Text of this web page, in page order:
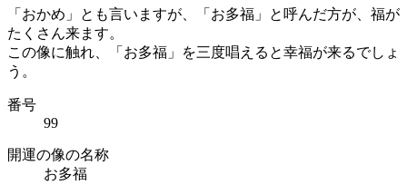
「おかめ」とも言いますが、「お多福」と呼んだ方が、福が
たくさん来ます。
この像に触れ、「お多福」を三度唱えると幸福が来るでしょ
う。
番号
99
開運の像の名称
お多福